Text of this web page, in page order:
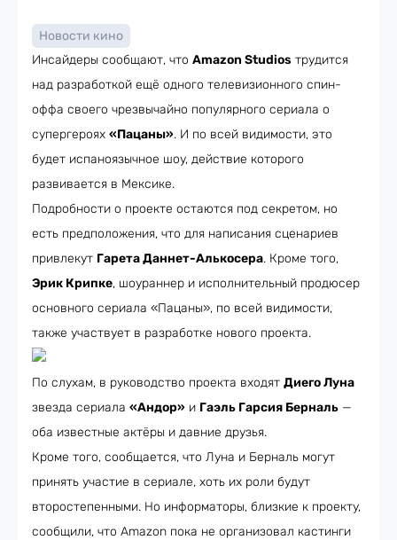
Новости кино
Инсайдеры сообщают, что Amazon Studios трудится
над разработкой ещё одного телевизионного спин-
оффа своего чрезвычайно популярного сериала о
супергероях «Пацаны». И по всей видимости, это
будет испаноязычное шоу, действие которого
развивается в Мексике.
Подробности о проекте остаются под секретом, но
есть предположения, что для написания сценариев
привлекут Гарета Даннет-Алькосера. Кроме того,
Эрик Крипке, шоураннер и исполнительный продюсер
основного сериала «Пацаны», по всей видимости,
также участвует в разработке нового проекта.
По слухам, в руководство проекта входят Диего Луна
звезда сериала «Андор» и Гаэль Гарсия Берналь —
оба известные актёры и давние друзья.
Кроме того, сообщается, что Луна и Берналь могут
принять участие в сериале, хоть их роли будут
второстепенными. Но информаторы, близкие к проекту,
сообщили, что Amazon пока не организовал кастинги